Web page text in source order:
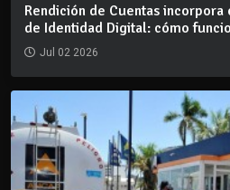
Rendición de Cuentas
de Identidad Digital: cómo
Jul 02 2026